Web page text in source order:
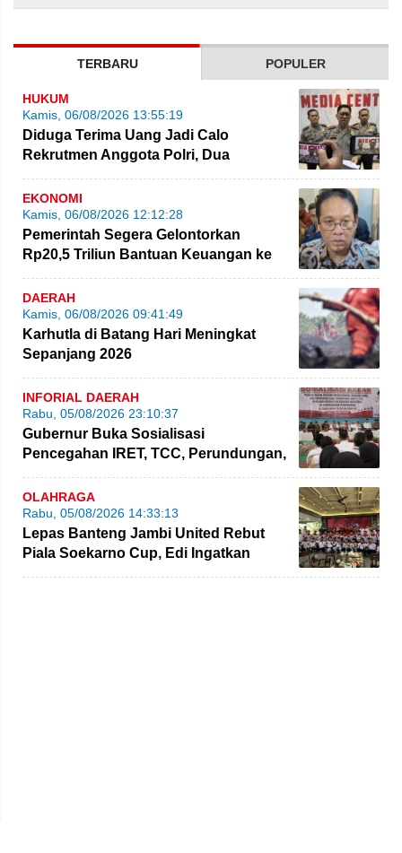
TERBARU POPULER
HUKUM
Kamis, 06/08/2026 13:55:19
Diduga Terima Uang Jadi Calo
Rekrutmen Anggota Polri, Dua
EKONOMI
Kamis, 06/08/2026 12:12:28
Pemerintah Segera Gelontorkan
Rp20,5 Triliun Bantuan Keuangan ke
DAERAH
Kamis, 06/08/2026 09:41:49
Karhutla di Batang Hari Meningkat
Sepanjang 2026
INFORIAL DAERAH
Rabu, 05/08/2026 23:10:37
Gubernur Buka Sosialisasi
Pencegahan IRET, TCC, Perundungan,
OLAHRAGA
Rabu, 05/08/2026 14:33:13
Lepas Banteng Jambi United Rebut
Piala Soekarno Cup, Edi Ingatkan